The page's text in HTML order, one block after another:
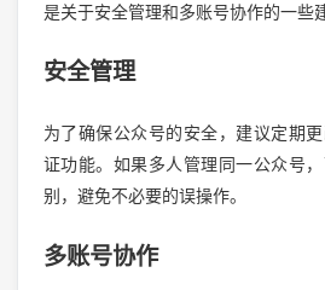
是关于安全管理和多账号协作的一些
安全管理
为了确保公众号的安全，建议定期
证功能。如果多人管理同一公众号
别，避免不必要的误操作。
多账号协作